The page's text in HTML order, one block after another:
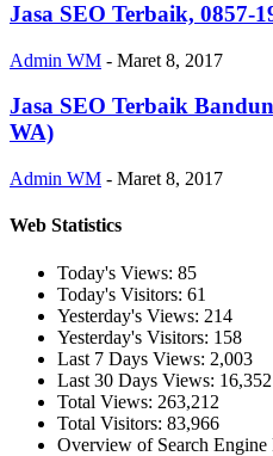
Jasa SEO Terbaik, 0857-
Admin WM - Maret 8, 2017
Jasa SEO Terbaik
WA)
Admin WM - Maret 8, 2017
Web Statistics
Today's Views: 85
Today's Visitors: 61
Yesterday's Views: 214
Yesterday's Visitors: 158
Last 7 Days Views: 2,003
Last 30 Days Views: 16,352
Total Views: 263,212
Total Visitors: 83,966
Overview of Search Engine